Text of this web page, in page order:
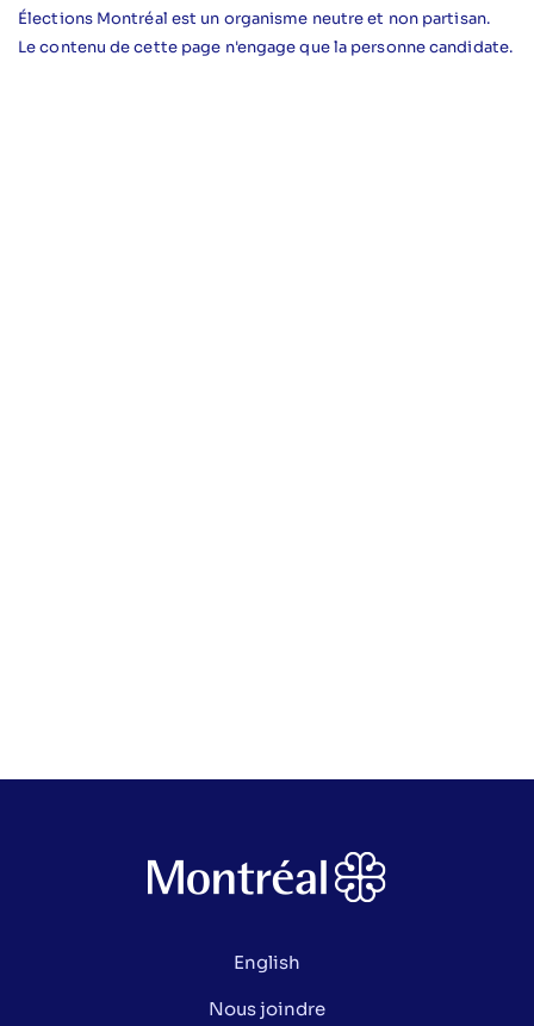
Élections Montréal est un organisme neutre et non partisan.
Le contenu de cette page n'engage que la personne candidate.
English
Nous joindre